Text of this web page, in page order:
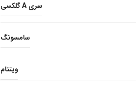
سری A گلکسی
سامسونگ
ویتنام